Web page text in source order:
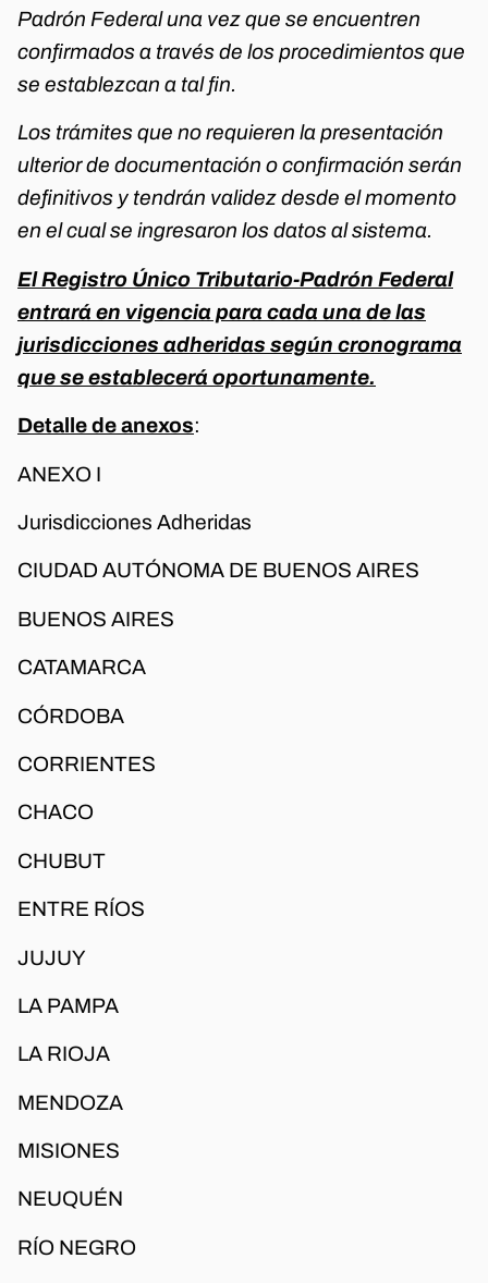
Padrón Federal una vez que se encuentren
confirmados a través de los procedimientos que
se establezcan a tal fin.
Los trámites que no requieren la presentación
ulterior de documentación o confirmación serán
definitivos y tendrán validez desde el momento
en el cual se ingresaron los datos al sistema.
El Registro Único Tributario-Padrón Federal
entrará en vigencia para cada una de las
jurisdicciones adheridas según cronograma
que se establecerá oportunamente.
Detalle de anexos:
ANEXO I
Jurisdicciones Adheridas
CIUDAD AUTÓNOMA DE BUENOS AIRES
BUENOS AIRES
CATAMARCA
CÓRDOBA
CORRIENTES
CHACO
CHUBUT
ENTRE RÍOS
JUJUY
LA PAMPA
LA RIOJA
MENDOZA
MISIONES
NEUQUÉN
RÍO NEGRO